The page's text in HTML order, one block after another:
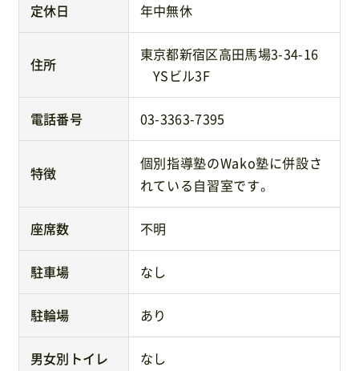
定休日 年中無休
住所
東京都新宿区高田馬場3-34-16
YSビル3F
電話番号 03-3363-7395
特徴
個別指導塾のWako塾に併設さ
れている自習室です。
座席数 不明
駐車場 なし
駐輪場 あり
男女別トイレ なし